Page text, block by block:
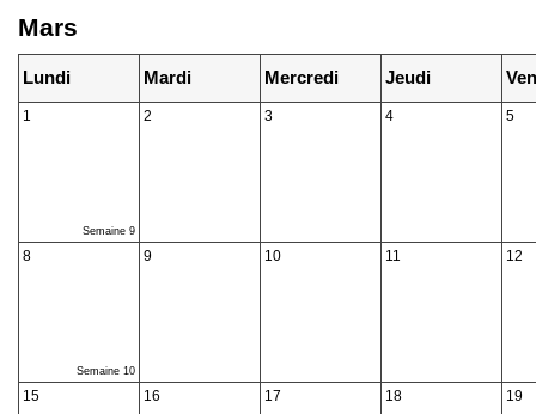
Mars
Lundi Mardi Mercredi Jeudi
1
Semaine 9
2 3 4 5
8
Semaine 10
9 10 11 12
15 16 17 18 19